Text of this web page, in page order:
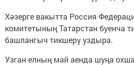
Хәзерге вакытта Россия
комитетының Татарстан буенча
башлангыч тикшерү уздыра.
Узган елның май аенда шуңа